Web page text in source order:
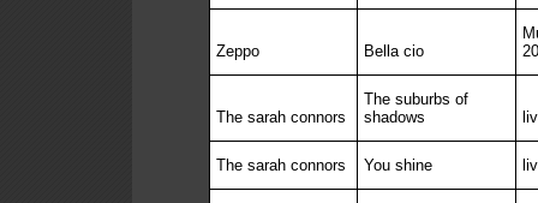
Zeppo Bella cio
The sarah connors
The suburbs of
shadows
The sarah connors You shine